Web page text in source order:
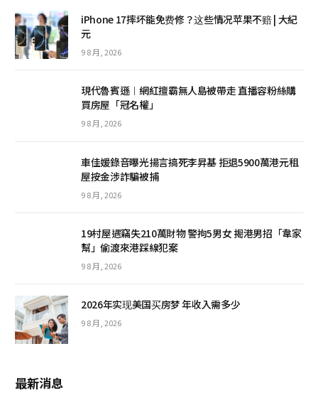
iPhone 17摔坏能免费修？这些情况苹果不赔 | 大紀
元
9 8 月, 2026
現代魯賓遜︱網紅擅霸無人島被帶走 直播容粉絲購
買房屋「冠名權」
9 8 月, 2026
車佳媛錄音曝光揚言搞死李昇基 拒退5900萬港元租
屋按金涉詐騙被捕
9 8 月, 2026
19村屋遇竊失210萬財物 警拘5男女 揭港男招「韋家
幫」偷渡來港踩線犯案
9 8 月, 2026
2026年实现美国买房梦 年收入需多少
9 8 月, 2026
最新消息